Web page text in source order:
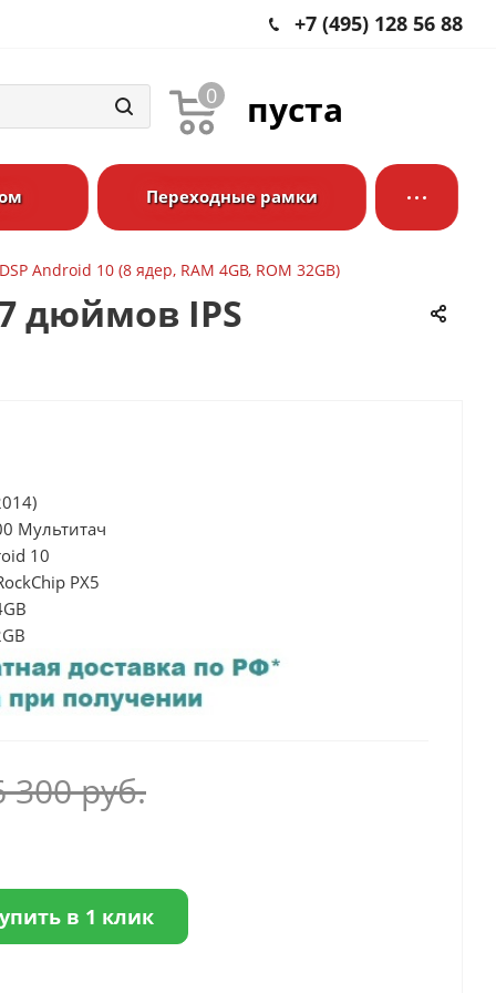
+7 (495) 128 56 88
пуста
0
Переходные рамки
Android 10 (8 ядер, RAM 4GB, ROM 32GB)
дюймов IPS
Мультитач
10
PX5
300руб.
в 1 клик